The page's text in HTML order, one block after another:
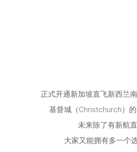
正式开通新加坡直飞新西兰
基督城（Christchurch）的
未来除了有新航
大家又能拥有多一个